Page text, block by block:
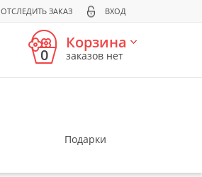
ОТСЛЕДИТЬ ЗАКАЗ ВХОД
0
Корзина
заказов нет
Подарки